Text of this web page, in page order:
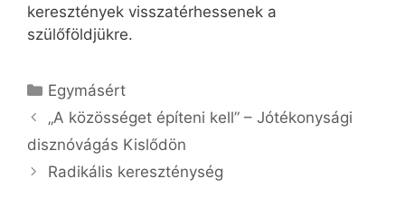
keresztények visszatérhessenek a
szülőföldjükre.
Kategória
Egymásért
„A közösséget építeni kell” – Jótékonysági
disznóvágás Kislődön
Radikális kereszténység